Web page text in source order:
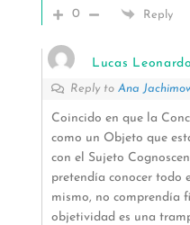
0 Reply
Lucas
Reply to Ana
Coincido en que la
como un Objeto que
con el Sujeto
pretendía conocer todo
mismo, no comprendía
objetividad es una